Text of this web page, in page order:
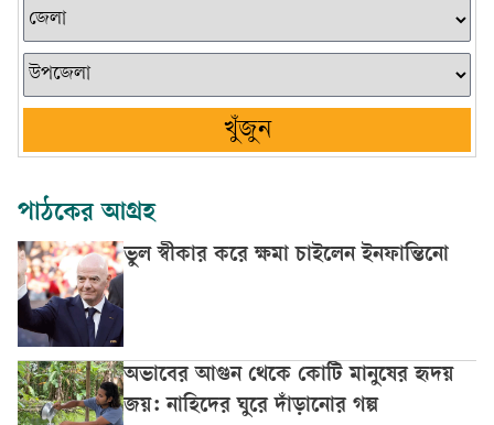
খুঁজুন
পাঠকের আগ্রহ
ভুল স্বীকার করে ক্ষমা চাইলেন ইনফান্তিনো
অভাবের আগুন থেকে কোটি মানুষের হৃদয়
জয়: নাহিদের ঘুরে দাঁড়ানোর গল্প